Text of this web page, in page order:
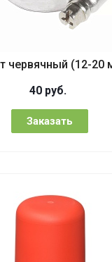
червячный (12-20
40 руб.
Заказать